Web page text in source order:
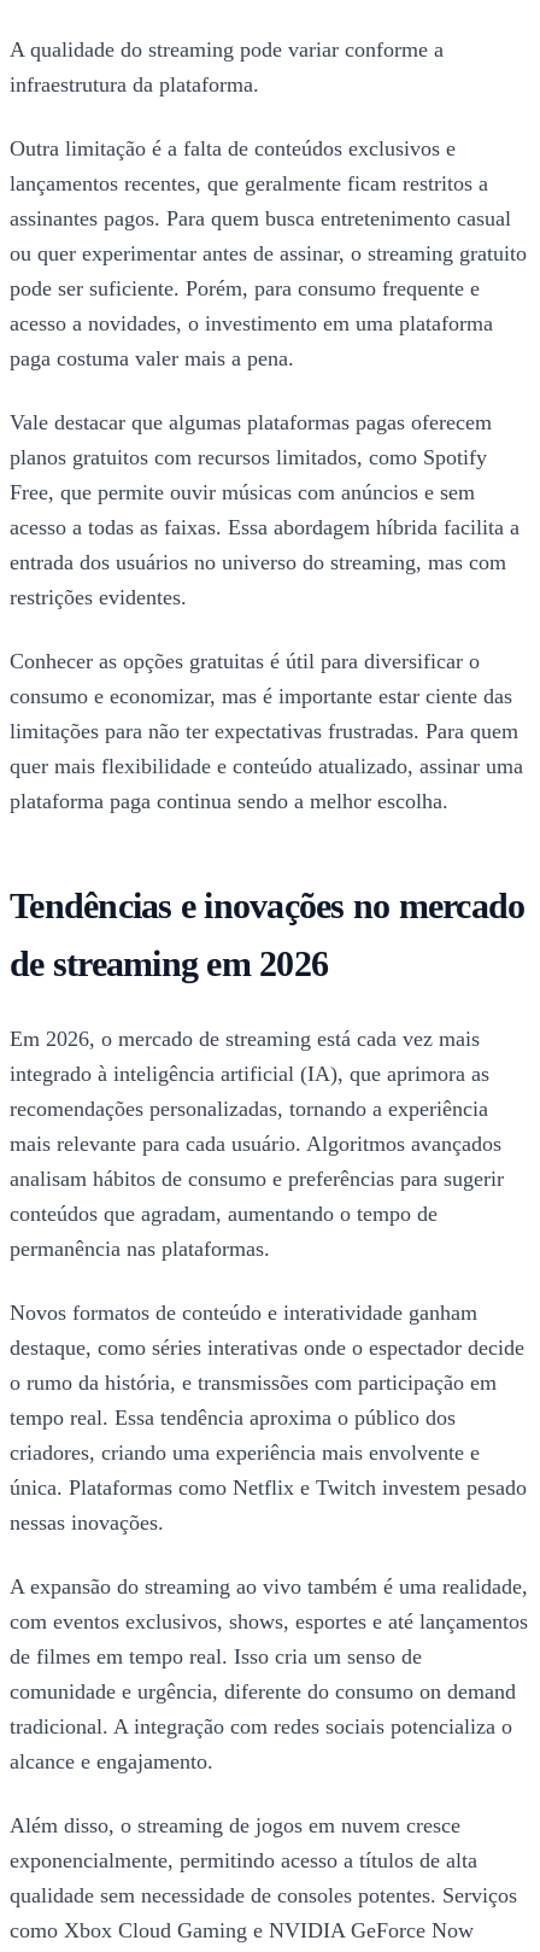
A qualidade do streaming pode variar conforme a
infraestrutura da plataforma.
Outra limitação é a falta de conteúdos exclusivos e
lançamentos recentes, que geralmente ficam restritos a
assinantes pagos. Para quem busca entretenimento casual
ou quer experimentar antes de assinar, o streaming gratuito
pode ser suficiente. Porém, para consumo frequente e
acesso a novidades, o investimento em uma plataforma
paga costuma valer mais a pena.
Vale destacar que algumas plataformas pagas oferecem
planos gratuitos com recursos limitados, como Spotify
Free, que permite ouvir músicas com anúncios e sem
acesso a todas as faixas. Essa abordagem híbrida facilita a
entrada dos usuários no universo do streaming, mas com
restrições evidentes.
Conhecer as opções gratuitas é útil para diversificar o
consumo e economizar, mas é importante estar ciente das
limitações para não ter expectativas frustradas. Para quem
quer mais flexibilidade e conteúdo atualizado, assinar uma
plataforma paga continua sendo a melhor escolha.
Tendências e inovações no mercado
de streaming em 2026
Em 2026, o mercado de streaming está cada vez mais
integrado à inteligência artificial (IA), que aprimora as
recomendações personalizadas, tornando a experiência
mais relevante para cada usuário. Algoritmos avançados
analisam hábitos de consumo e preferências para sugerir
conteúdos que agradam, aumentando o tempo de
permanência nas plataformas.
Novos formatos de conteúdo e interatividade ganham
destaque, como séries interativas onde o espectador decide
o rumo da história, e transmissões com participação em
tempo real. Essa tendência aproxima o público dos
criadores, criando uma experiência mais envolvente e
única. Plataformas como Netflix e Twitch investem pesado
nessas inovações.
A expansão do streaming ao vivo também é uma realidade,
com eventos exclusivos, shows, esportes e até lançamentos
de filmes em tempo real. Isso cria um senso de
comunidade e urgência, diferente do consumo on demand
tradicional. A integração com redes sociais potencializa o
alcance e engajamento.
Além disso, o streaming de jogos em nuvem cresce
exponencialmente, permitindo acesso a títulos de alta
qualidade sem necessidade de consoles potentes. Serviços
como Xbox Cloud Gaming e NVIDIA GeForce Now